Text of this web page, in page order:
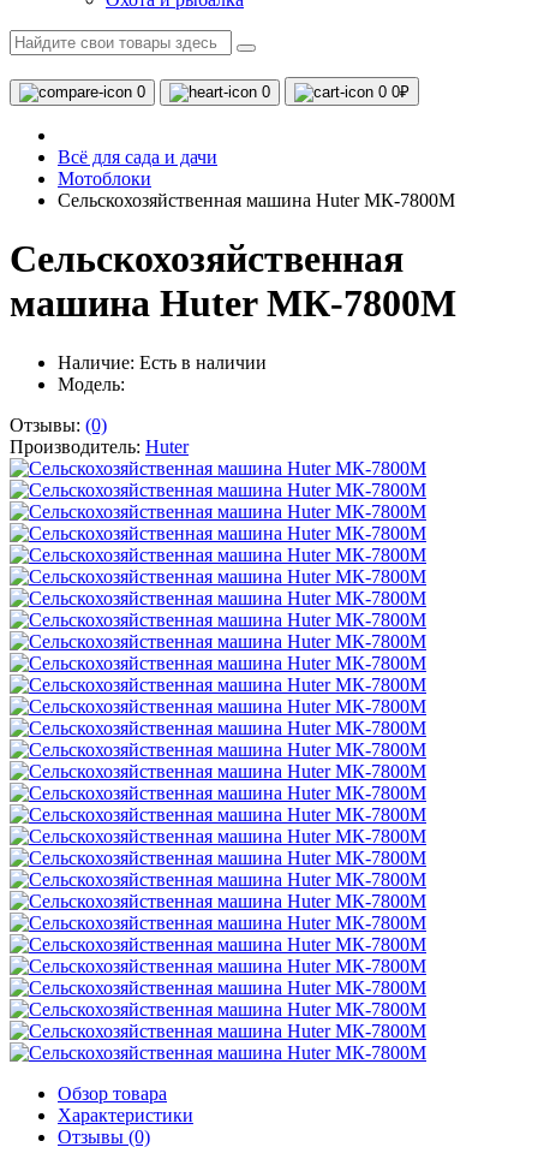
0 0 0 0₽
Всё для сада и дачи
Мотоблоки
Сельскохозяйственная машина Huter МК-7800М
Сельскохозяйственная
машина Huter МК-7800М
Наличие: Есть в наличии
Модель:
Отзывы: (0)
Производитель: Huter
Обзор товара
Характеристики
Отзывы (0)